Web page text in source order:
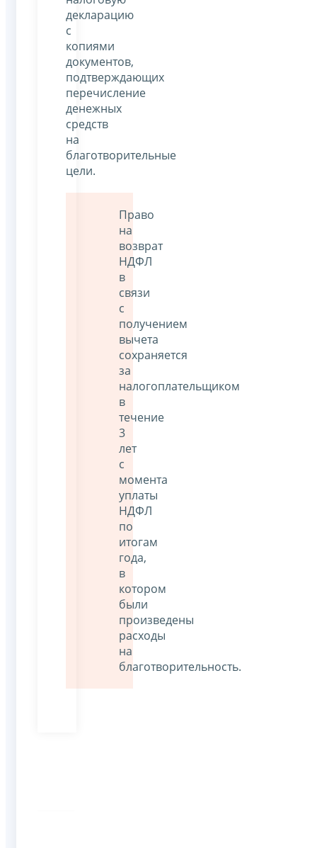
декларацию
с
копиями
документов,
подтверждающих
перечисление
денежных
средств
на
благотворительные
цели.
Право
на
возврат
НДФЛ
в
связи
с
получением
вычета
сохраняется
за
налогоплательщиком
в
течение
3
лет
с
момента
уплаты
НДФЛ
по
итогам
года,
в
котором
были
произведены
расходы
на
благотворительность.